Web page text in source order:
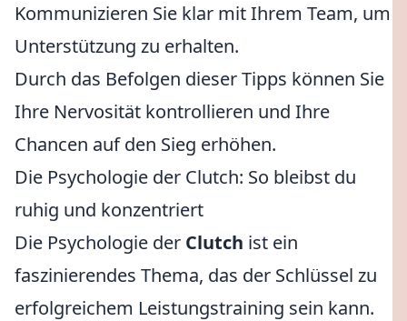
Kommunizieren Sie klar mit Ihrem Team, um
Unterstützung zu erhalten.
Durch das Befolgen dieser Tipps können Sie
Ihre Nervosität kontrollieren und Ihre
Chancen auf den Sieg erhöhen.
Die Psychologie der Clutch: So bleibst du
ruhig und konzentriert
Die Psychologie der Clutch ist ein
faszinierendes Thema, das der Schlüssel zu
erfolgreichem Leistungstraining sein kann.